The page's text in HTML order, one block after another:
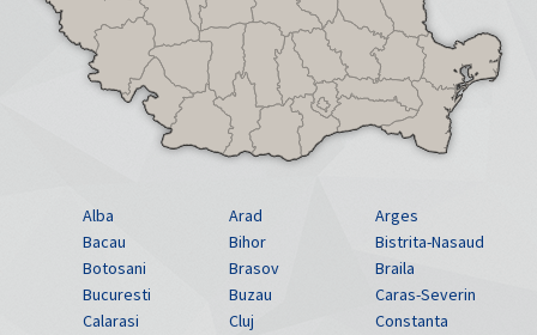
Alba Arad
Arges
Bacau
Bihor
Bistrita-Nasaud
Botosani
Brasov
Braila
Bucuresti
Buzau
Caras-Severin
Calarasi
Cluj
Constanta